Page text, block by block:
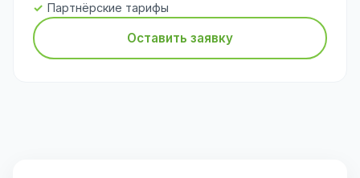
Партнёрские тарифы
Оставить заявку